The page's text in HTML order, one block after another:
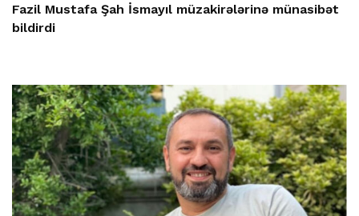
Fazil Mustafa Şah İsmayıl müzakirələrinə münasibət
bildirdi